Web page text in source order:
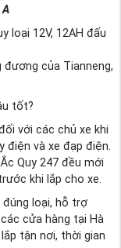
loại 12V, 12AH đấu
của Tianneng,
tốt?
với các chủ xe khi
điện và xe đạp điện.
Quy 247 đều mới
khi lắp cho xe.
đúng loại, hỗ trợ
cửa hàng tại Hà
tận nơi, thời gian